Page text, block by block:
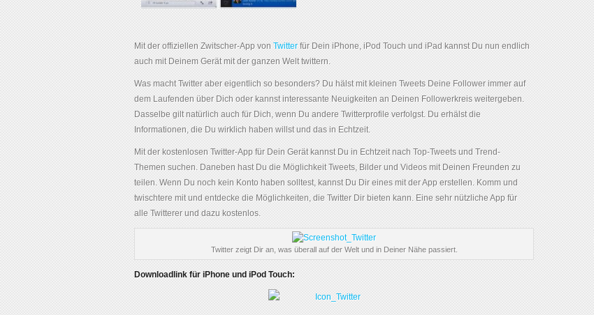
Mit der offiziellen Zwitscher-App von Twitter für Dein iPhone, iPod Touch und iPad kannst Du nun endlich
auch mit Deinem Gerät mit der ganzen Welt twittern.
Was macht Twitter aber eigentlich so besonders? Du hälst mit kleinen Tweets Deine Follower immer auf
dem Laufenden über Dich oder kannst interessante Neuigkeiten an Deinen Followerkreis weitergeben.
Dasselbe gilt natürlich auch für Dich, wenn Du andere Twitterprofile verfolgst. Du erhälst die
Informationen, die Du wirklich haben willst und das in Echtzeit.
Mit der kostenlosen Twitter-App für Dein Gerät kannst Du in Echtzeit nach Top-Tweets und Trend-
Themen suchen. Daneben hast Du die Möglichkeit Tweets, Bilder und Videos mit Deinen Freunden zu
teilen. Wenn Du noch kein Konto haben solltest, kannst Du Dir eines mit der App erstellen. Komm und
twischtere mit und entdecke die Möglichkeiten, die Twitter Dir bieten kann. Eine sehr nützliche App für
alle Twitterer und dazu kostenlos.
Twitter zeigt Dir an, was überall auf der Welt und in Deiner Nähe passiert.
Downloadlink für iPhone und iPod Touch: